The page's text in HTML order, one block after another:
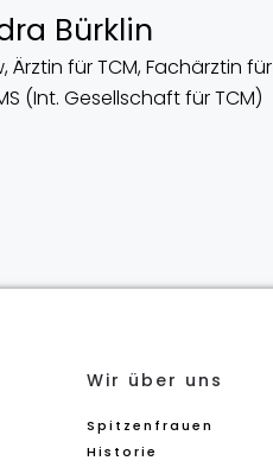
Bürklin
Ärztin für TCM, Fachärztin für
(Int. Gesellschaft für TCM)
Wir über uns
Spitzenfrauen
Historie